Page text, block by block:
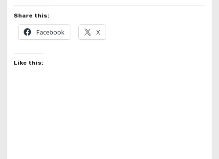
Share this:
Facebook X
Like this: